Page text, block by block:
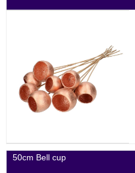
50cm Bell cup